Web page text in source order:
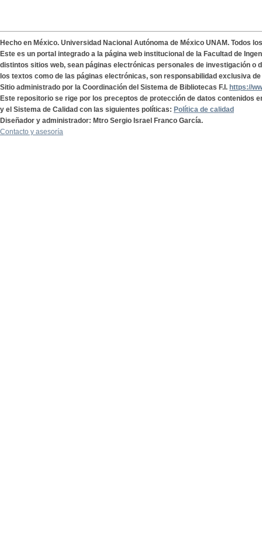
Hecho en México. Universidad Nacional Autónoma de México UNAM. Todos
Este es un portal integrado a la página web institucional de la Facultad de
distintos sitios web, sean páginas electrónicas personales de investigación o
los textos como de las páginas electrónicas, son responsabilidad exclusiva
Sitio administrado por la Coordinación del Sistema de Bibliotecas F.I. https://
Este repositorio se rige por los preceptos de protección de datos contenidos
y el Sistema de Calidad con las siguientes políticas: Política de calidad
Diseñador y administrador: Mtro Sergio Israel Franco García.
Contacto y asesoría